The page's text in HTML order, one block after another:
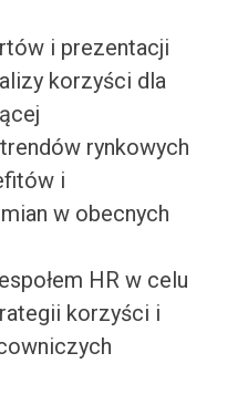
i prezentacji
korzyści dla
rynkowych
i
w obecnych
HR w celu
korzyści i